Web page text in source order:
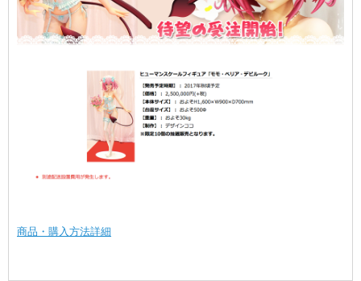
商品・購入方法詳細